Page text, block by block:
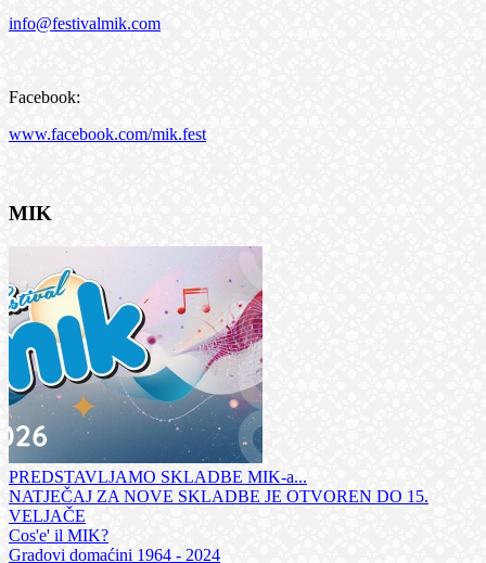
info@festivalmik.com
Facebook:
www.facebook.com/mik.fest
MIK
PREDSTAVLJAMO SKLADBE MIK-a...
NATJEČAJ ZA NOVE SKLADBE JE OTVOREN DO 15.
VELJAČE
Cos'e' il MIK?
Gradovi domaćini 1964 - 2024